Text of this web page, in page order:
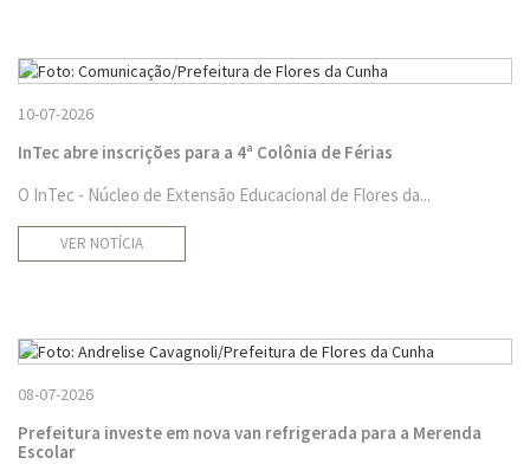
10-07-2026
InTec abre inscrições para a 4ª Colônia de Férias
O InTec - Núcleo de Extensão Educacional de Flores da...
VER NOTÍCIA
08-07-2026
Prefeitura investe em nova van refrigerada para a Merenda
Escolar